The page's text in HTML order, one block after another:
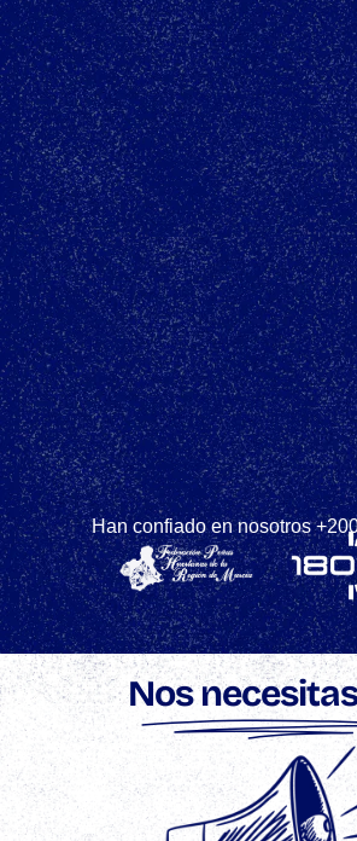
Han confiado en nosotros
Nos